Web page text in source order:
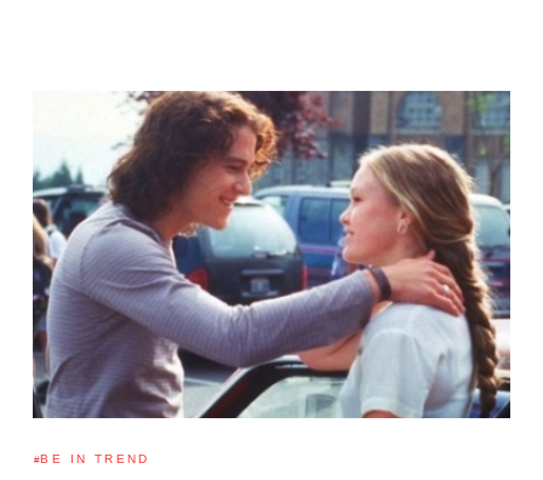
BE IN TREND